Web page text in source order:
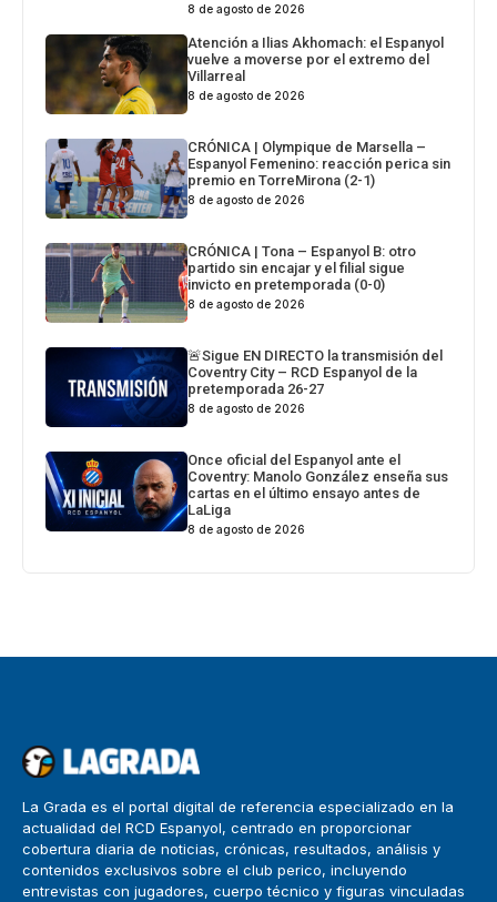
8 de agosto de 2026
Atención a Ilias Akhomach: el Espanyol
vuelve a moverse por el extremo del
Villarreal
8 de agosto de 2026
CRÓNICA | Olympique de Marsella –
Espanyol Femenino: reacción perica sin
premio en TorreMirona (2-1)
8 de agosto de 2026
CRÓNICA | Tona – Espanyol B: otro
partido sin encajar y el filial sigue
invicto en pretemporada (0-0)
8 de agosto de 2026
🚨Sigue EN DIRECTO la transmisión del
Coventry City – RCD Espanyol de la
pretemporada 26-27
8 de agosto de 2026
Once oficial del Espanyol ante el
Coventry: Manolo González enseña sus
cartas en el último ensayo antes de
LaLiga
8 de agosto de 2026
La Grada es el portal digital de referencia especializado en la
actualidad del RCD Espanyol, centrado en proporcionar
cobertura diaria de noticias, crónicas, resultados, análisis y
contenidos exclusivos sobre el club perico, incluyendo
entrevistas con jugadores, cuerpo técnico y figuras vinculadas